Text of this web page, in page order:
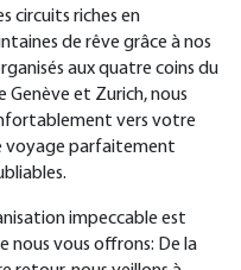
circuits riches en
de rêve grâce à nos
aux quatre coins du
et Zurich, nous
vers votre
voyage parfaitement
impeccable est
nous vous offrons: De la